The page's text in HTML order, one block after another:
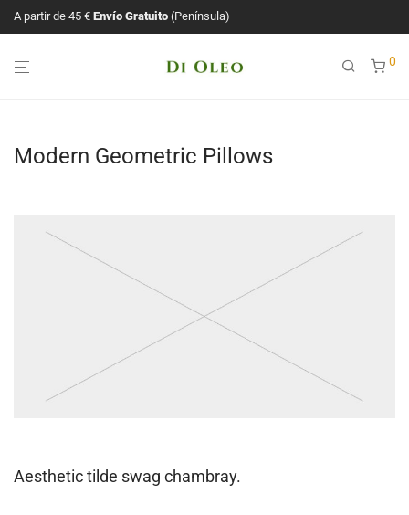
A partir de 45 € Envío Gratuito (Península)
0
Modern Geometric Pillows
Aesthetic tilde swag chambray.